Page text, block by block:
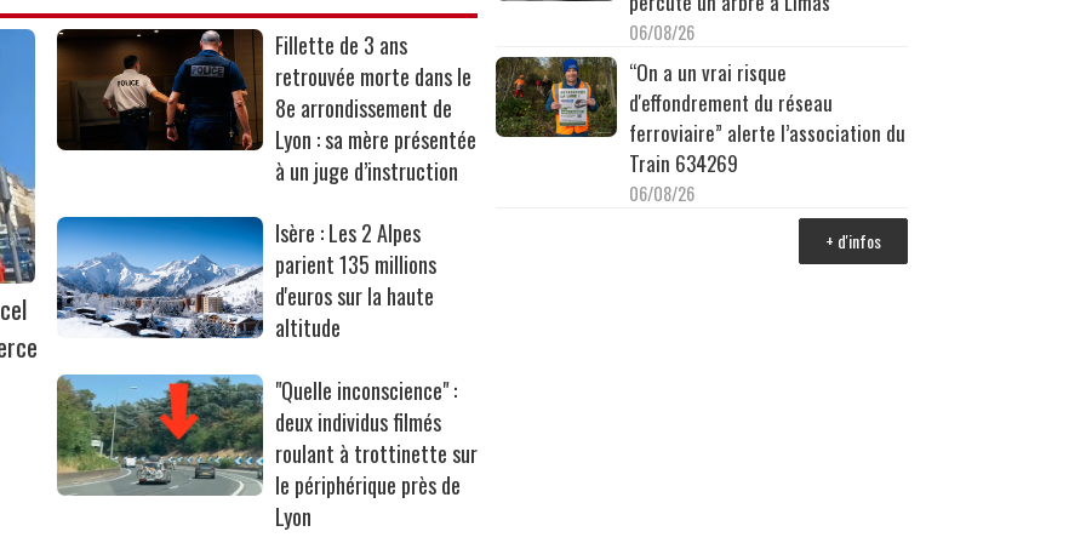
Fillette de 3 ans
retrouvée morte dans le
8e arrondissement de
Lyon : sa mère présentée
à un juge d’instruction
Isère : Les 2 Alpes
parient 135 millions
d'euros sur la haute
altitude
"Quelle inconscience" :
deux individus filmés
roulant à trottinette sur
le périphérique près de
Lyon
06/08/26
“On a un vrai risque
d'effondrement du réseau
ferroviaire” alerte l’association du
Train 634269
06/08/26
+ d'infos